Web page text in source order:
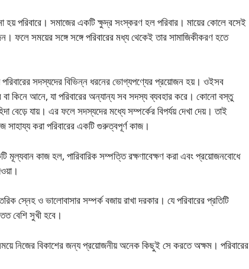
হয় পরিবারে। সমাজের একটি ক্ষুদ্র সংস্করণ হল পরিবার। মায়ের কোলে বসেই
সময়ের সঙ্গে সঙ্গে পরিবারের মধ্য থেকেই তার সামাজিকীকরণ হতে
সদস্যদের বিভিন্ন ধরনের ভােগ্যপণ্যের প্রয়ােজন হয়। ওইসব
বা কিনে আনে, যা পরিবারের অন্যান্য সব সদস্য ব্যবহার করে। কোনো বস্তু
বেড়ে যায়। এর ফলে সদস্যদের মধ্যে সম্পর্কের বিপর্যয় দেখা দেয়। তাই
সাহায্য করা পরিবারের একটি গুরুত্বপূর্ণ কাজ।
মূল্যবান কাজ হল, পারিবারিক সম্পত্তি রক্ষণাবেক্ষণ করা এবং প্রয়ােজনবােধে
স্নেহ ও ভালােবাসার সম্পর্ক বজায় রাখা দরকার। যে পরিবারের প্রতিটি
বেশি সুখী হবে।
নিজের বিকাশের জন্য প্রয়ােজনীয় অনেক কিছুই সে করতে অক্ষম। পরিবারের